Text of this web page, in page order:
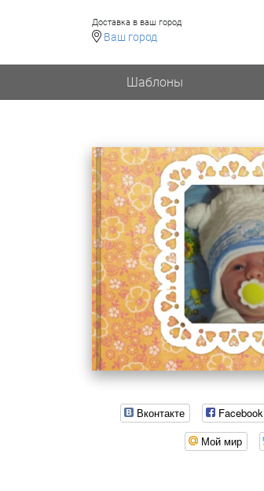
Доставка в ваш город
Ваш город
Шаблоны
Вконтакте Facebook
Мой мир